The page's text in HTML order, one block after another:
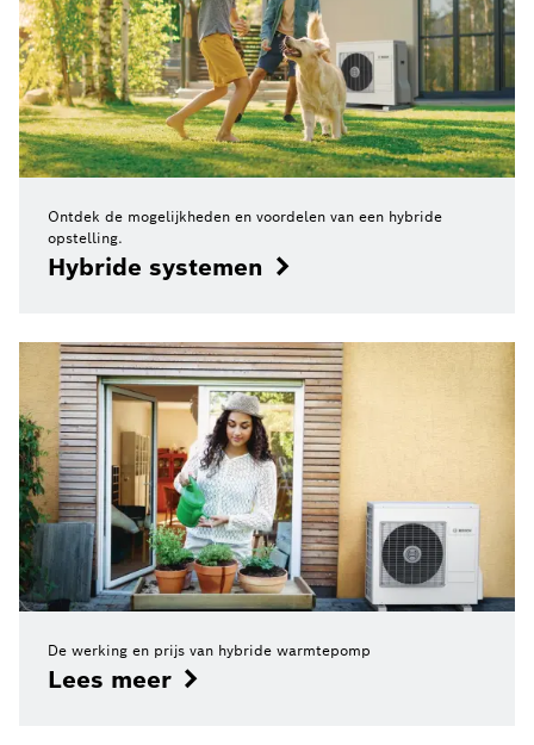
Ontdek de mogelijkheden en voordelen van een hybride
opstelling.
Hybride systemen
De werking en prijs van hybride warmtepomp
Lees meer